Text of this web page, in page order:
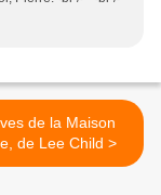
de la Maison
Blanche, de Lee Child >